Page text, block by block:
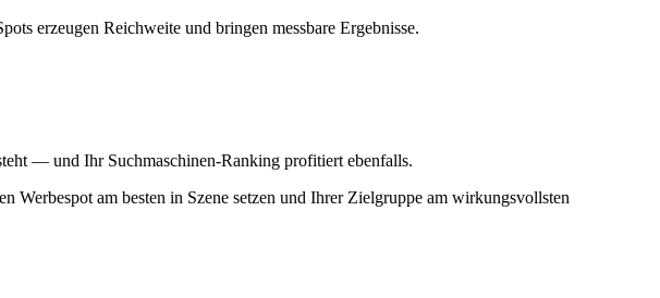
erzeugen Reichweite und bringen messbare Ergebnisse.
— und Ihr Suchmaschinen-Ranking profitiert ebenfalls.
Werbespot am besten in Szene setzen und Ihrer Zielgruppe am wirkungsvollsten